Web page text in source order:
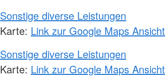
Sonstige diverse Leistungen
Karte: Link zur Google Maps Ansicht
Sonstige diverse Leistungen
Karte: Link zur Google Maps Ansicht